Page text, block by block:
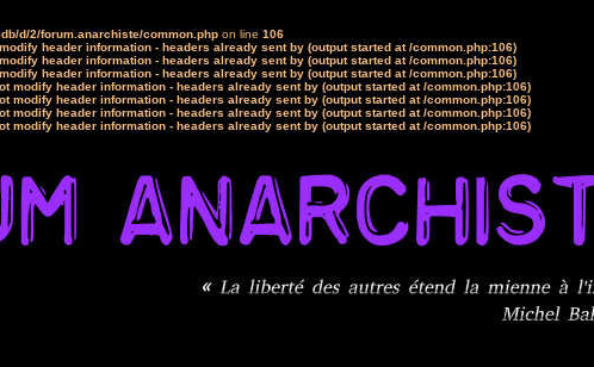
d/2/forum.anarchiste/common.php on line 106
header information - headers already sent by (output started at /common.php:106)
header information - headers already sent by (output started at /common.php:106)
header information - headers already sent by (output started at /common.php:106)
modify header information - headers already sent by (output started at /common.php:106)
modify header information - headers already sent by (output started at /common.php:106)
modify header information - headers already sent by (output started at /common.php:106)
modify header information - headers already sent by (output started at /common.php:106)